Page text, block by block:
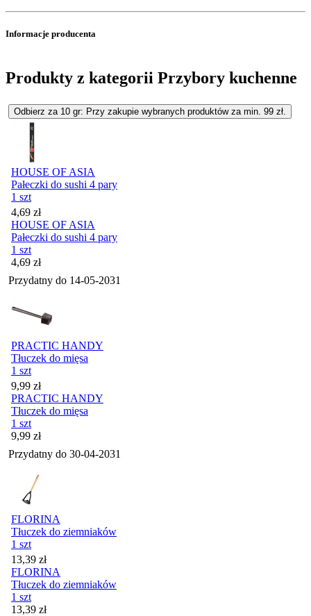
Informacje producenta
Produkty z kategorii Przybory kuchenne
Odbierz za 10 gr: Przy zakupie wybranych produktów za min. 99 zł.
HOUSE OF ASIA
Pałeczki do sushi 4 pary
1 szt
Cena
4,69 zł
HOUSE OF ASIA
Pałeczki do sushi 4 pary
1 szt
Cena
4,69 zł
Przydatny do 14-05-2031
PRACTIC HANDY
Tłuczek do mięsa
1 szt
Cena
9,99 zł
PRACTIC HANDY
Tłuczek do mięsa
1 szt
Cena
9,99 zł
Przydatny do 30-04-2031
FLORINA
Tłuczek do ziemniaków
1 szt
Cena
13,39 zł
FLORINA
Tłuczek do ziemniaków
1 szt
Cena
13,39 zł